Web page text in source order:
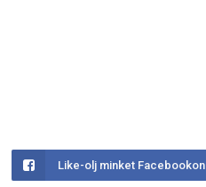
Like-olj minket Facebookon